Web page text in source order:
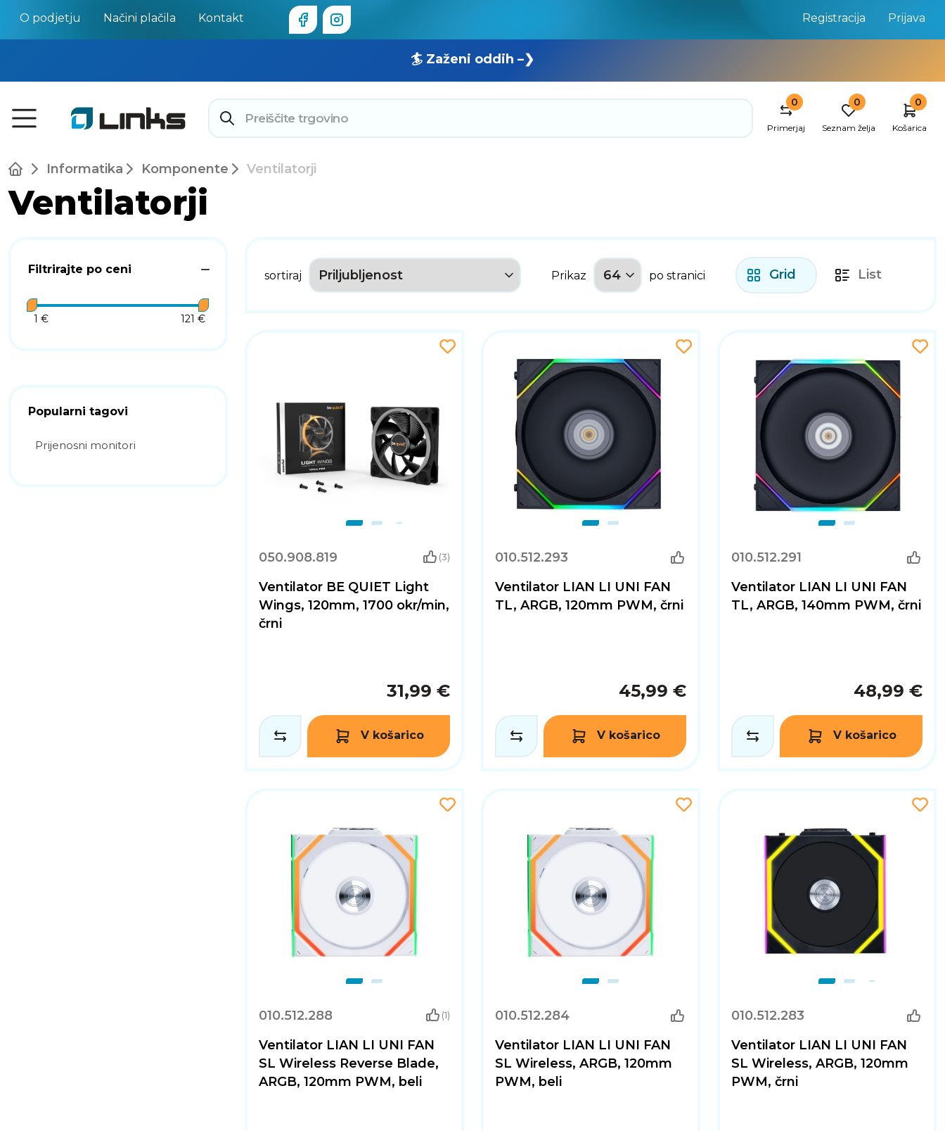
O podjetju Načini plačila Kontakt Registracija Prijava
🏄 Zaženi oddih –❯
0
Primerjaj
0
Seznam želja
0
Košarica
Informatika Komponente Ventilatorji
Ventilatorji
Filtrirajte po ceni
1 € 121 €
Popularni tagovi
Prijenosni monitori
sortiraj Prikaz po stranici Grid List
050.908.819 (3)
Ventilator BE QUIET Light
Wings, 120mm, 1700 okr/min,
črni
31,99 €
V košarico
010.512.293
Ventilator LIAN LI UNI FAN
TL, ARGB, 120mm PWM, črni
45,99 €
V košarico
010.512.291
Ventilator LIAN LI UNI FAN
TL, ARGB, 140mm PWM, črni
48,99 €
V košarico
010.512.288 (1)
Ventilator LIAN LI UNI FAN
SL Wireless Reverse Blade,
ARGB, 120mm PWM, beli
010.512.284
Ventilator LIAN LI UNI FAN
SL Wireless, ARGB, 120mm
PWM, beli
010.512.283
Ventilator LIAN LI UNI FAN
SL Wireless, ARGB, 120mm
PWM, črni